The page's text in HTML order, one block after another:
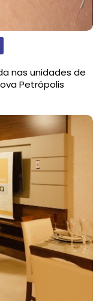
nas unidades de
Petrópolis